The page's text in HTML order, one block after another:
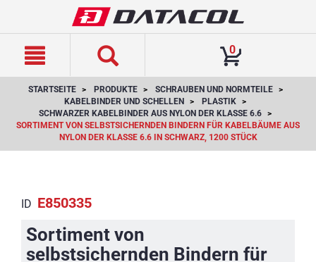
0
STARTSEITE PRODUKTE
SCHRAUBEN UND NORMTEILE
KABELBINDER UND SCHELLEN
PLASTIK
SCHWARZER KABELBINDER AUS NYLON DER KLASSE 6.6
SORTIMENT VON SELBSTSICHERNDEN BINDERN FÜR KABELBÄUME AUS
NYLON DER KLASSE 6.6 IN SCHWARZ, 1200 STÜCK
ID E850335
Sortiment von
selbstsichernden Bindern für